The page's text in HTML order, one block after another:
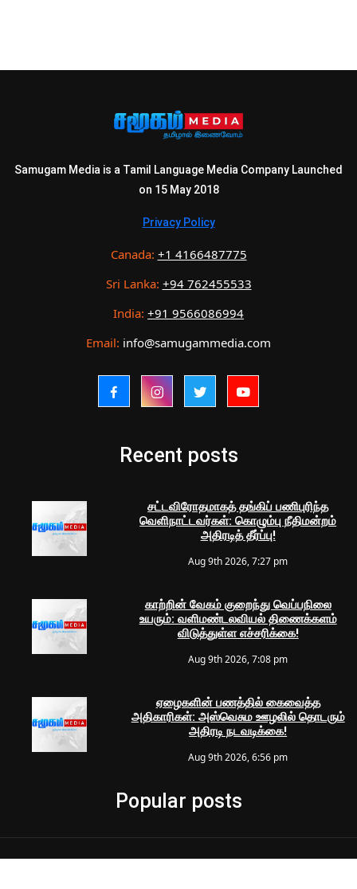
Samugam Media is a Tamil Language Media Company Launched
on 15 May 2018
Privacy Policy
Canada: +1 4166487775
Sri Lanka: +94 762455533
India: +91 9566086994
Email: info@samugammedia.com
Recent posts
சட்டவிரோதமாகத் தங்கிப் பணிபுரிந்த
வெளிநாட்டவர்கள்: கொழும்பு நீதிமன்றம்
அதிரடித் தீர்ப்பு!
Aug 9th 2026, 7:27 pm
காற்றின் வேகம் குறைந்து வெப்பநிலை
உயரும்: வளிமண்டலவியல் திணைக்களம்
விடுத்துள்ள எச்சரிக்கை!
Aug 9th 2026, 7:08 pm
ஏழைகளின் பணத்தில் கைவைத்த
அதிகாரிகள்: அஸ்வெசும ஊழலில் தொடரும்
அதிரடி நடவடிக்கை!
Aug 9th 2026, 6:56 pm
Popular posts